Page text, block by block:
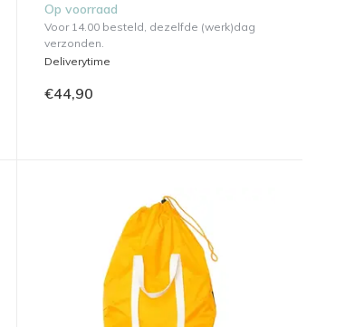
Op voorraad
Voor 14.00 besteld, dezelfde (werk)dag
verzonden.
Deliverytime
€44,90